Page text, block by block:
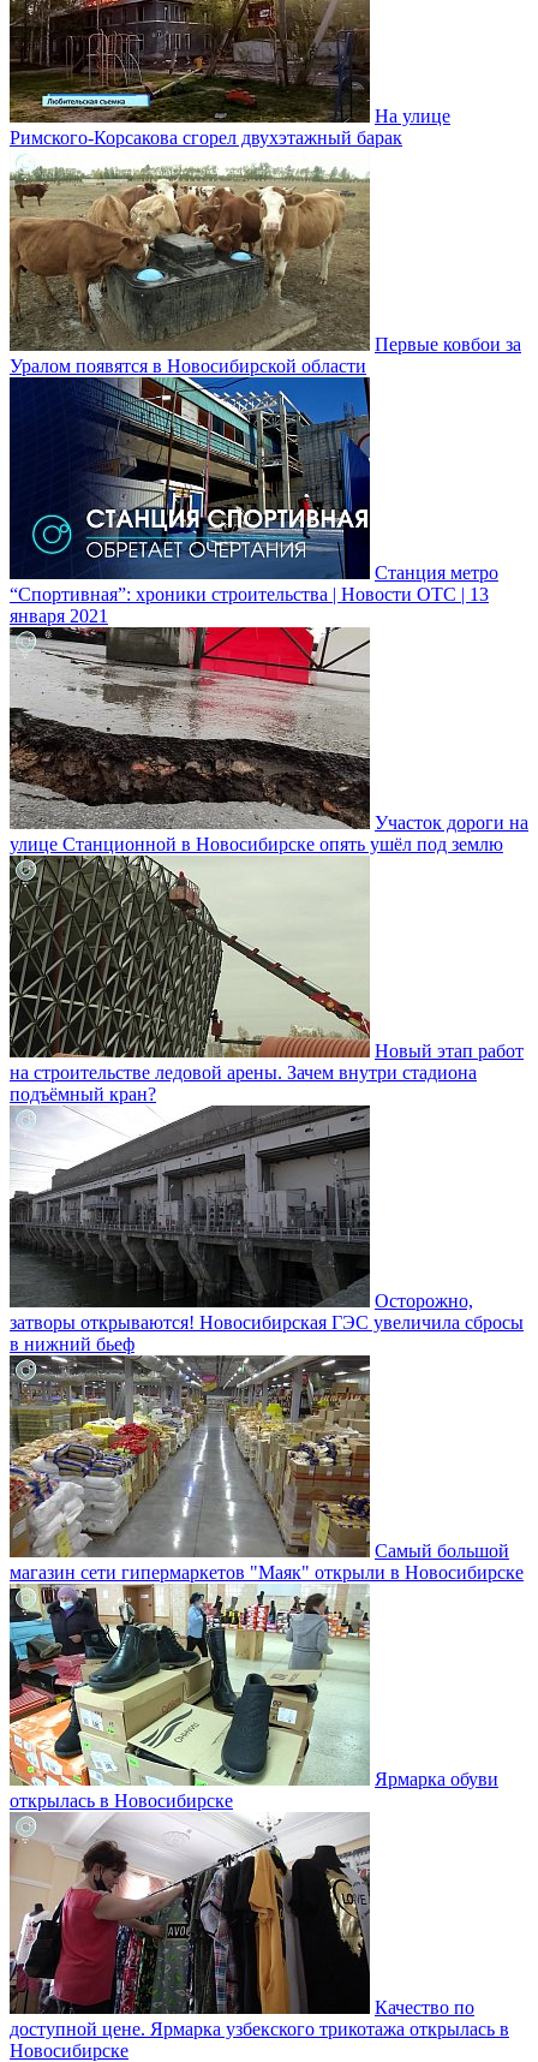
На улице
Римского-Корсакова сгорел двухэтажный барак
Первые ковбои за
Уралом появятся в Новосибирской области
Станция метро
“Спортивная”: хроники строительства | Новости ОТС | 13
января 2021
Участок дороги на
улице Станционной в Новосибирске опять ушёл под землю
Новый этап работ
на строительстве ледовой арены. Зачем внутри стадиона
подъёмный кран?
Осторожно,
затворы открываются! Новосибирская ГЭС увеличила сбросы
в нижний бьеф
Самый большой
магазин сети гипермаркетов "Маяк" открыли в Новосибирске
Ярмарка обуви
открылась в Новосибирске
Качество по
доступной цене. Ярмарка узбекского трикотажа открылась в
Новосибирске